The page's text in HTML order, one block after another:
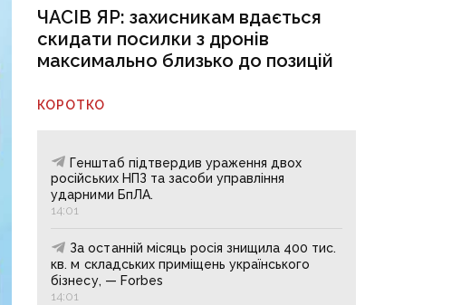
ЧАСІВ ЯР: захисникам вдається
скидати посилки з дронів
максимально близько до позицій
КОРОТКО
Генштаб підтвердив ураження двох
російських НПЗ та засоби управління
ударними БпЛА.
14:01
За останній місяць росія знищила 400 тис.
кв. м складських приміщень українського
бізнесу, — Forbes
14:01